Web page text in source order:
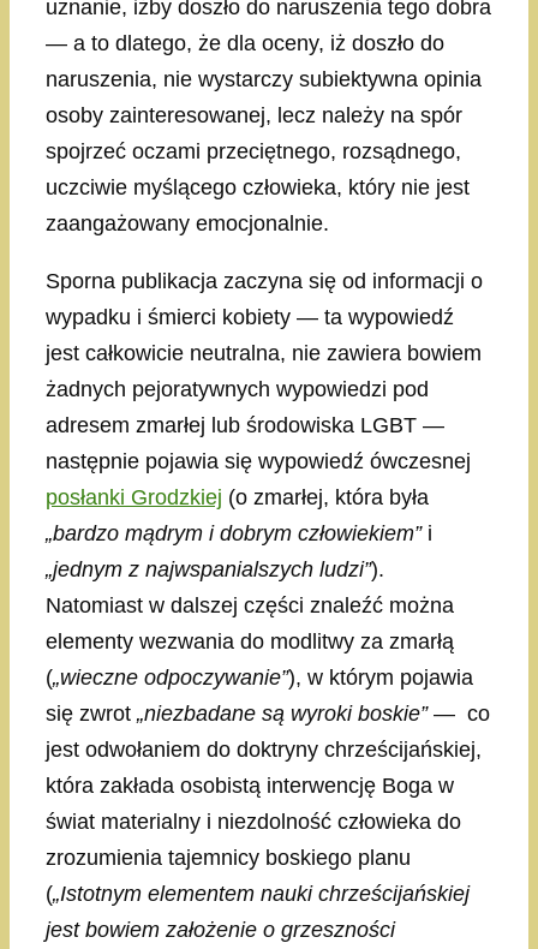
uznanie, iżby doszło do naruszenia tego dobra
— a to dlatego, że dla oceny, iż doszło do
naruszenia, nie wystarczy subiektywna opinia
osoby zainteresowanej, lecz należy na spór
spojrzeć oczami przeciętnego, rozsądnego,
uczciwie myślącego człowieka, który nie jest
zaangażowany emocjonalnie.
Sporna publikacja zaczyna się od informacji o
wypadku i śmierci kobiety — ta wypowiedź
jest całkowicie neutralna, nie zawiera bowiem
żadnych pejoratywnych wypowiedzi pod
adresem zmarłej lub środowiska LGBT —
następnie pojawia się wypowiedź ówczesnej
posłanki Grodzkiej (o zmarłej, która była
„bardzo mądrym i dobrym człowiekiem”i
„jednym z najwspanialszych ludzi”).
Natomiast w dalszej części znaleźć można
elementy wezwania do modlitwy za zmarłą
(„wieczne odpoczywanie”), w którym pojawia
się zwrot „niezbadane są wyroki boskie”— co
jest odwołaniem do doktryny chrześcijańskiej,
która zakłada osobistą interwencję Boga w
świat materialny i niezdolność człowieka do
zrozumienia tajemnicy boskiego planu
(„Istotnym elementem nauki chrześcijańskiej
jest bowiem założenie o grzeszności